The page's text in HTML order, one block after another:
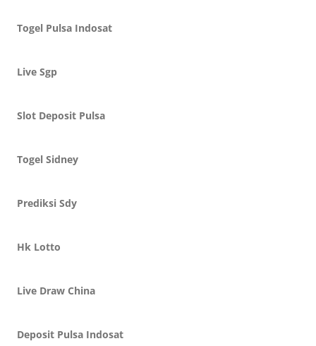
Togel Pulsa Indosat
Live Sgp
Slot Deposit Pulsa
Togel Sidney
Prediksi Sdy
Hk Lotto
Live Draw China
Deposit Pulsa Indosat